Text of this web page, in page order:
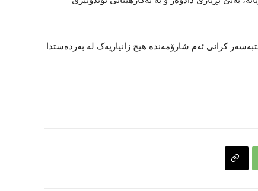
کرانی ئەم شارۆمەندە هیچ زانیاریەک لە بەردەستدا